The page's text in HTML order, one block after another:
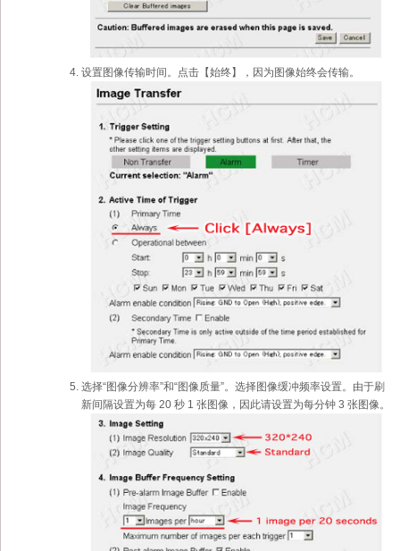
设置图像传输时间。点击【始终】，因为图像始终会传输。
选择“图像分辨率”和“图像质量”。选择图像缓冲频率设置。由于刷
新间隔设置为每 20 秒 1 张图像，因此请设置为每分钟 3 张图像。